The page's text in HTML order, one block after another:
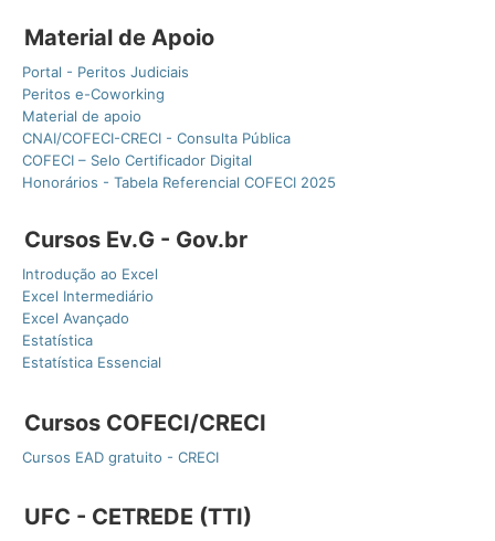
Material de Apoio
Portal - Peritos Judiciais
Peritos e-Coworking
Material de apoio
CNAI/COFECI-CRECI - Consulta Pública
COFECI – Selo Certificador Digital
Honorários - Tabela Referencial COFECI 2025
Cursos Ev.G - Gov.br
Introdução ao Excel
Excel Intermediário
Excel Avançado
Estatística
Estatística Essencial
Cursos COFECI/CRECI
Cursos EAD gratuito - CRECI
UFC - CETREDE (TTI)